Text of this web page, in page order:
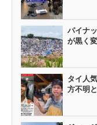
パイナ
が黒く
タイ人
方不明